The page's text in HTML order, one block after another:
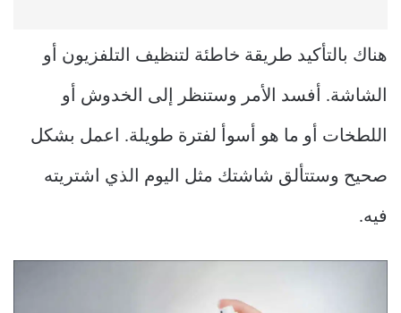
هناك بالتأكيد طريقة خاطئة لتنظيف التلفزيون أو
الشاشة. أفسد الأمر وستنظر إلى الخدوش أو
اللطخات أو ما هو أسوأ لفترة طويلة. اعمل بشكل
صحيح وستتألق شاشتك مثل اليوم الذي اشتريته
فيه.